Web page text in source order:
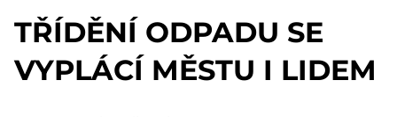
TŘÍDĚNÍ ODPADU SE
VYPLÁCÍ MĚSTU I LIDEM